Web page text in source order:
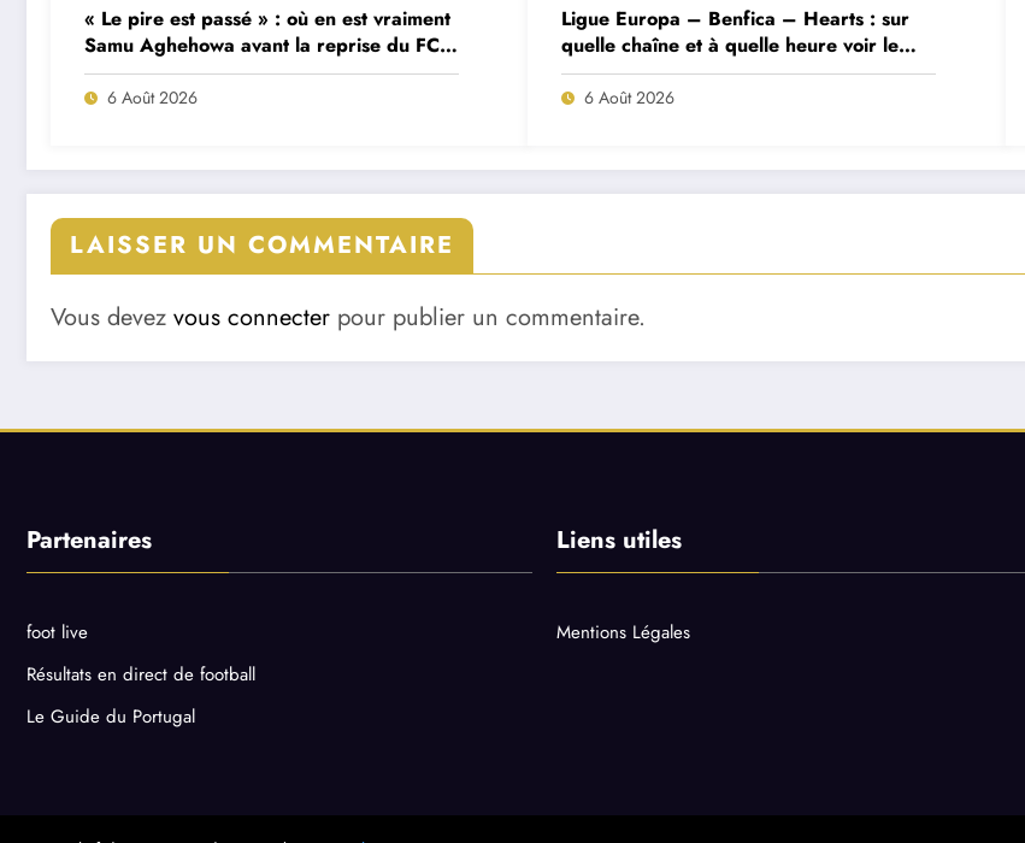
« Le pire est passé » : où en est vraiment
Samu Aghehowa avant la reprise du FC
Porto ?
6 Août 2026
Ligue Europa – Benfica – Hearts : sur
quelle chaîne et à quelle heure voir le
match ?
6 Août 2026
LAISSER UN COMMENTAIRE
Vous devez vous connecter pour publier un commentaire.
Partenaires
foot live
Résultats en direct de football
Le Guide du Portugal
Liens utiles
Mentions Légales